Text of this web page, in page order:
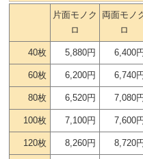
片面モノク
ロ
両面モノ
ロ
40枚 5,880円 6,400円
60枚 6,200円 6,740円
80枚 6,520円 7,080円
100枚 7,100円 7,600円
120枚 8,260円 8,720円